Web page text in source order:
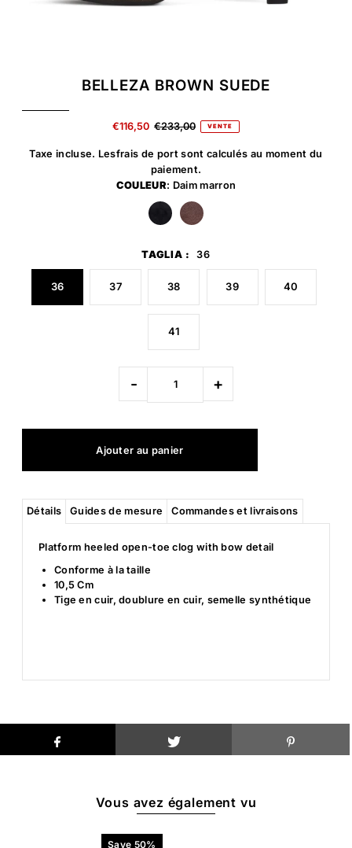
BELLEZA BROWN SUEDE
€116,50 €233,00 VENTE
Taxe incluse. Lesfrais de port sont calculés au moment du
paiement.
COULEUR: Daim marron
TAGLIA : 36
36 37 38 39 40
41
- +
Détails Guides de mesure Commandes et livraisons
Platform heeled open-toe clog with bow detail
Conforme à la taille
10,5 Cm
Tige en cuir, doublure en cuir, semelle synthétique
Vous avez également vu
Save 50%